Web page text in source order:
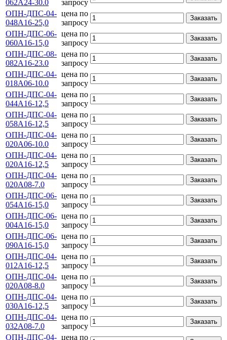
062А24-30.0
запросу
ОПН-ДПС-04-
048А16-25,0
цена по
запросу
Заказать
ОПН-ДПС-06-
060А16-15,0
цена по
запросу
Заказать
ОПН-ДПС-08-
082А16-23.0
цена по
запросу
Заказать
ОПН-ДПС-04-
018А06-10.0
цена по
запросу
Заказать
ОПН-ДПС-04-
044А16-12,5
цена по
запросу
Заказать
ОПН-ДПС-04-
058А16-12,5
цена по
запросу
Заказать
ОПН-ДПС-04-
020А06-10.0
цена по
запросу
Заказать
ОПН-ДПС-04-
020А16-12,5
цена по
запросу
Заказать
ОПН-ДПС-04-
020А08-7.0
цена по
запросу
Заказать
ОПН-ДПС-06-
054А16-15,0
цена по
запросу
Заказать
ОПН-ДПС-06-
004A16-15,0
цена по
запросу
Заказать
ОПН-ДПС-06-
090А16-15,0
цена по
запросу
Заказать
ОПН-ДПС-04-
012А16-12,5
цена по
запросу
Заказать
ОПН-ДПС-04-
020А08-8.0
цена по
запросу
Заказать
ОПН-ДПС-04-
030А16-12,5
цена по
запросу
Заказать
ОПН-ДПС-04-
032А08-7.0
цена по
запросу
Заказать
ОПН-ДПС-04- цена по